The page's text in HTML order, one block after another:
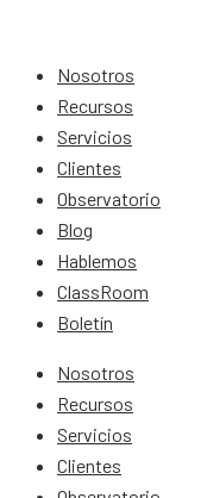
Nosotros
Recursos
Servicios
Clientes
Observatorio
Blog
Hablemos
ClassRoom
Boletín
Nosotros
Recursos
Servicios
Clientes